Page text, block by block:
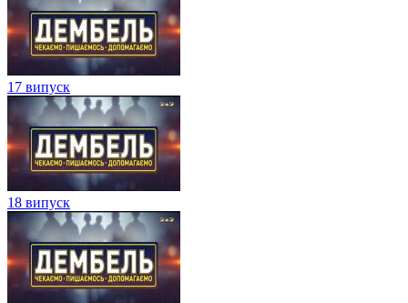
17 випуск
18 випуск